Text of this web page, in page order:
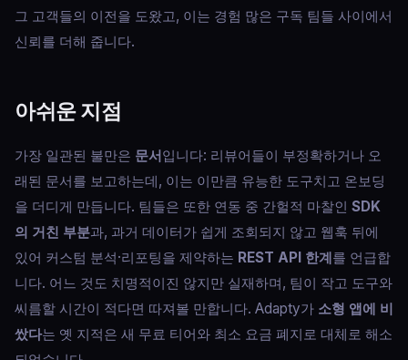
그 고객들의 이전을 도왔고, 이는 경험 많은 구독 팀들 사이에서
신뢰를 더해 줍니다.
아쉬운 지점
가장 일관된 불만은 문서입니다: 리뷰어들이 부정확하거나 오
래된 문서를 보고하는데, 이는 이만큼 유능한 도구치고 온보딩
을 더디게 만듭니다. 팀들은 또한 연동 중 간헐적 마찰인 SDK
의 거친 부분과, 과거 데이터가 쉽게 조회되지 않고 웹훅 뒤에
있어 커스텀 분석·리포팅을 제약하는 REST API 한계를 언급합
니다. 어느 것도 치명적이진 않지만 실재하며, 팀이 작고 도구와
씨름할 시간이 적다면 따져볼 만합니다. Adapty가 소형 앱에 비
쌌다는 옛 지적은 새 무료 티어와 최소 요금 폐지로 대체로 해소